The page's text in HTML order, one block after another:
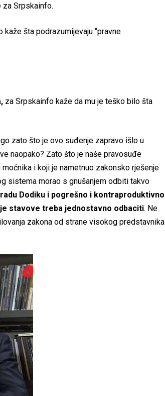
za Srpskainfo.
kaže šta podrazumijevaju “pravne
za Srpskainfo kaže da mu je teško bilo šta
zato što je ovo suđenje zapravo išlo u
naopako? Zato što je naše pravosuđe
i koji je nametnuo zakonsko rješenje
sistema morao s gnušanjem odbiti takvo
Dodiku i pogrešno i kontraproduktivno
stavove treba jednostavno odbaciti. Ne
zakona od strane visokog predstavnika